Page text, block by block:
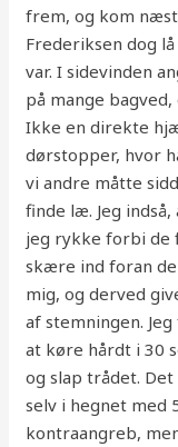
frem, og kom
Frederiksen dog
var. I sidevinden
på mange
Ikke en direkte
dørstopper, hvor
vi andre måtte
finde læ. Jeg
jeg rykke forbi de
skære ind foran
mig, og derved
af stemningen.
at køre hårdt i 30
og slap trådet.
selv i hegnet med
kontraangreb,